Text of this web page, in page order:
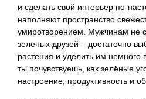
и сделать свой интерьер по-
наполняют пространство
умиротворением. Мужчинам не
зеленых друзей – достаточно
растения и уделить им
ты почувствуешь, как зелёные
настроение, продуктивность и